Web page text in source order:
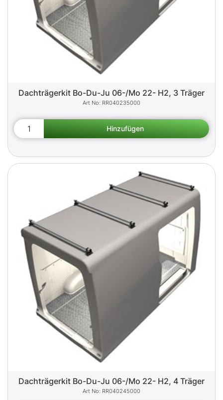
Dachträgerkit Bo-Du-Ju 06-/Mo 22- H2, 3 Träger
RR040235000
Dachträgerkit Bo-Du-Ju 06-/Mo 22- H2, 4 Träger
RR040245000